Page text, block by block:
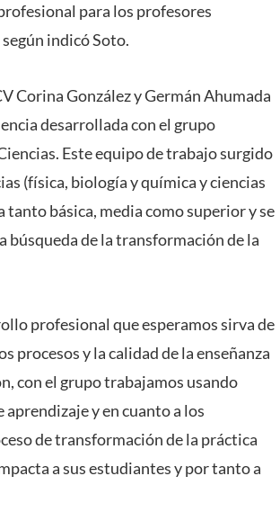
para los profesores
indicó Soto.
Corina González y Germán Ahumada
desarrollada con el grupo
Este equipo de trabajo surgido
(física, biología y química y ciencias
básica, media como superior y se
de la transformación de la
profesional que esperamos sirva de
procesos y la calidad de la enseñanza
con el grupo trabajamos usando
y en cuanto a los
de transformación de la práctica
a sus estudiantes y por tanto a